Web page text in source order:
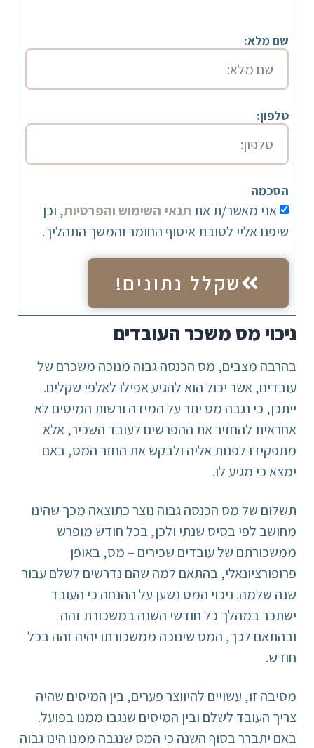
שם מלא:
טלפון:
הסכמה
אני מאשר/ת את תנאי השימוש והפרטיות, וכן
שיפנו אליי לטובת איסוף החומר והמשך התהליך.
שקלל נתונים!
ניכוי מס משכר העובדים
בהרבה מצבים, מס הכנסה גבוה מנוכה משכרם של
עובדים, אשר יכול הוא להגיע אפילו לאלפי שקלים.
ייתכן, כי נגבה מס יתר על המידה ורשות המיסים לא
אחראית להחזיר את ההפרשים לעובד השכיר, אלא
מתפקידו לפנות אליה ולבקש את החזר המס, באם
ימצא כי מגיע לו.
תשלום של מס הכנסה גבוה נוצר כתוצאה מכך שהינו
מחושב לפי בסיס שנתי ולכן, בכל חודש מופרש
ממשכורתם של עובדים שכירים – מס, באופן
פרופורציונאלי, בהתאם למה שהם נדרשים לשלם עבור
שנה שלמה. ניכוי המס נשען על ההנחה כי העובד
ישתכר במהלך כל חודשי השנה במשכורת זהה
ובהתאם לכך, המס שינוכה ממשכורתו יהיה זהה בכל
חודש.
מסיבה זו, עשויים להיווצר פערים, בין המיסים שהיה
צריך העובד לשלם ובין המיסים שנגבו ממנו בפועל.
באם יתברר בסוף השנה כי המס שנגבה ממנו הינו גבוה